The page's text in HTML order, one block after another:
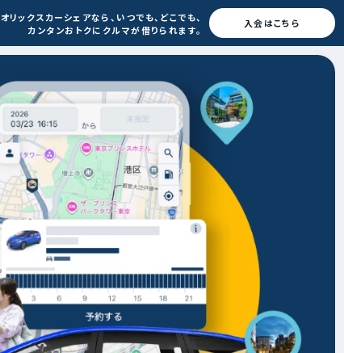
オリックスカーシェアなら、 いつでも、どこでも、
カンタンおトクに クルマが借りられます。
入会はこちら